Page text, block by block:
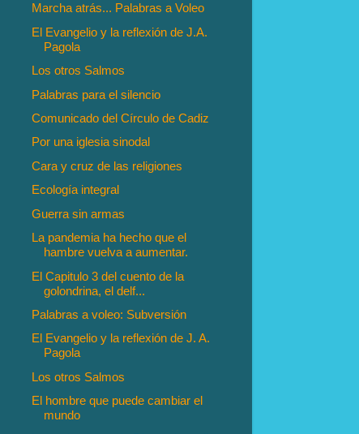
Marcha atrás... Palabras a Voleo
El Evangelio y la reflexión de J.A.
Pagola
Los otros Salmos
Palabras para el silencio
Comunicado del Círculo de Cadiz
Por una iglesia sinodal
Cara y cruz de las religiones
Ecología integral
Guerra sin armas
La pandemia ha hecho que el
hambre vuelva a aumentar.
El Capitulo 3 del cuento de la
golondrina, el delf...
Palabras a voleo: Subversión
El Evangelio y la reflexión de J. A.
Pagola
Los otros Salmos
El hombre que puede cambiar el
mundo